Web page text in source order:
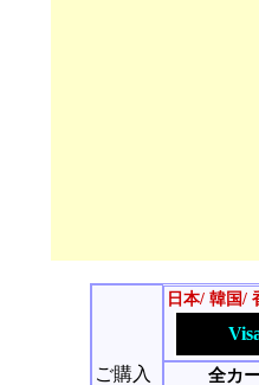
ご購入
日本/ 韓国/
全カ